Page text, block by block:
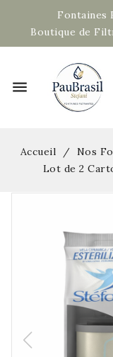
Fontaines
Boutique de
menu
Accueil
Nos
Lot de 2